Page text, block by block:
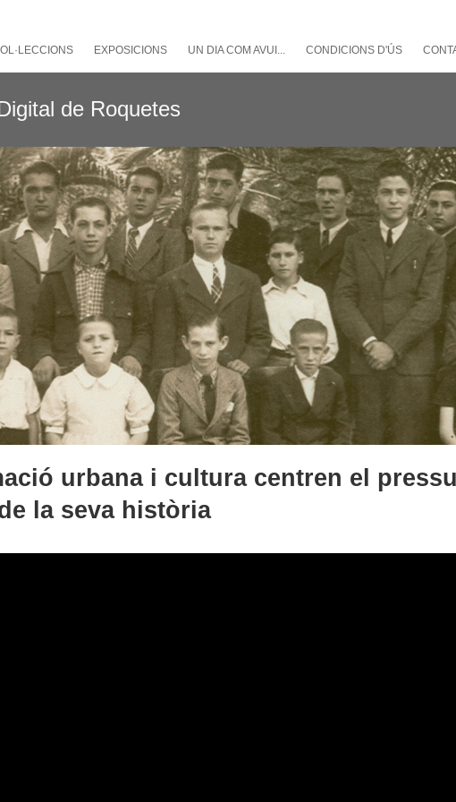
EXPOSICIONS UN DIA COM AVUI... CONDICIONS D'ÚS
urbana i cultura centren el
la seva història